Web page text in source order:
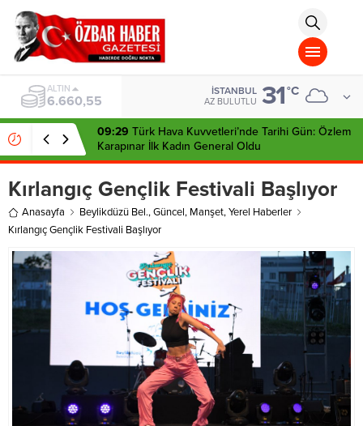
islami
chat
omegla
türk
sohbet
cinsel
sohbet
dini
chat
BIST
13.779,39
İSTANBUL
AZ BULUTLU 31°C
09:29 Türk Hava Kuvvetleri’nde Tarihi Gün: Özlem
Karapınar İlk Kadın General Oldu
Kırlangıç Gençlik Festivali Başlıyor
Anasayfa Beylikdüzü Bel.,Güncel, Manşet,Yerel Haberler
Kırlangıç Gençlik Festivali Başlıyor